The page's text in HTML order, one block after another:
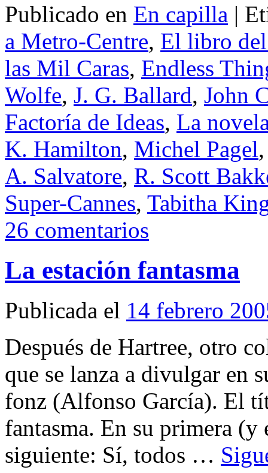
Publicado en En capilla |
a Metro-Centre, El libro
las Mil Caras, Endless
Wolfe, J. G. Ballard, John
Factoría de Ideas, La
K. Hamilton, Michel Pagel
A. Salvatore, R. Scott
Super-Cannes, Tabitha
26 comentarios
La estación fantasma
Publicada el 14 febrero
Después de Hartree, otro
que se lanza a divulgar en
fonz (Alfonso García). El
fantasma. En su primera (y
siguiente: Sí, todos …